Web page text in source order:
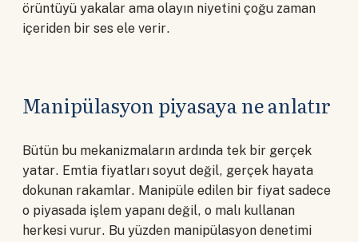
örüntüyü yakalar ama olayın niyetini çoğu zaman
içeriden bir ses ele verir.
Manipülasyon piyasaya ne anlatır
Bütün bu mekanizmaların ardında tek bir gerçek
yatar. Emtia fiyatları soyut değil, gerçek hayata
dokunan rakamlar. Manipüle edilen bir fiyat sadece
o piyasada işlem yapanı değil, o malı kullanan
herkesi vurur. Bu yüzden manipülasyon denetimi